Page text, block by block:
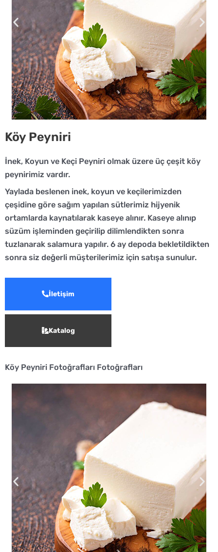
Köy Peyniri
İnek, Koyun ve Keçi Peyniri olmak üzere üç çeşit köy
peynirimiz vardır.
Yaylada beslenen inek, koyun ve keçilerimizden
çeşidine göre sağım yapılan sütlerimiz hijyenik
ortamlarda kaynatılarak kaseye alınır. Kaseye alınıp
süzüm işleminden geçirilip dilimlendikten sonra
tuzlanarak salamura yapılır. 6 ay depoda bekletildikten
sonra siz değerli müşterilerimiz için satışa sunulur.
İletişim
Katalog
Köy Peyniri Fotoğrafları Fotoğrafları